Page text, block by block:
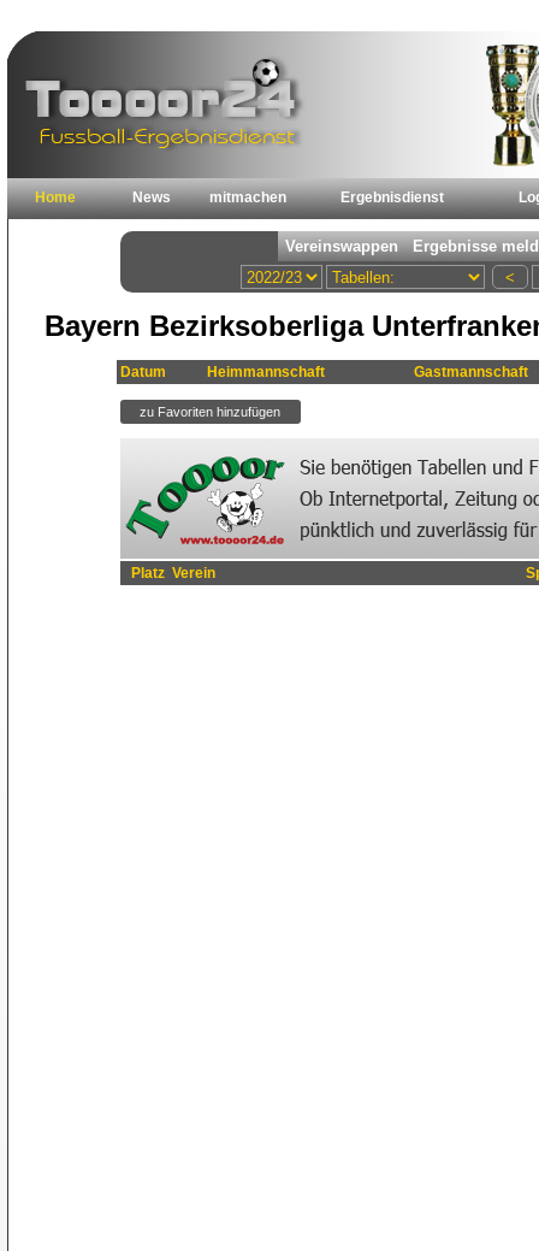
Home News mitmachen Ergebnisdienst
Bayern Bezirksoberliga
Datum Heimmannschaft Gastmannschaft
Platz Verein